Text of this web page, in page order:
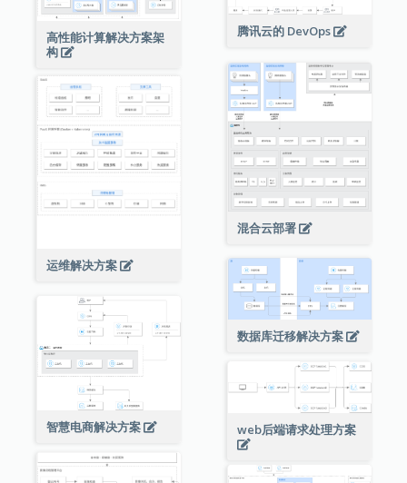
高性能计算解决方案架
构
腾讯云的 DevOps
混合云部署
运维解决方案
数据库迁移解决方案
智慧电商解决方案 web后端请求处理方案